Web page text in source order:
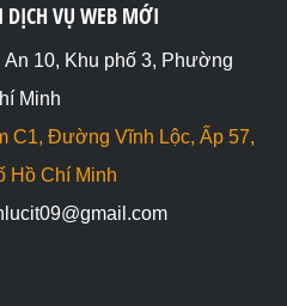
DỊCH VỤ WEB MỚI
10, Khu phố 3, Phường
Minh
C1, Đường Vĩnh Lộc, Ấp 57,
Hồ Chí Minh